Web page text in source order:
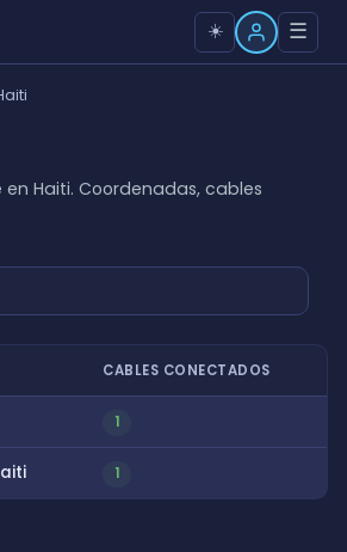
☀️ ☰
Haiti. Coordenadas, cables
CABLES CONECTADOS
1
1